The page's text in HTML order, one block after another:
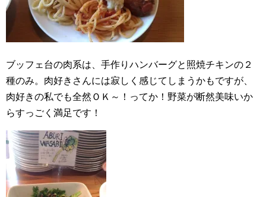
ブッフェ台の肉系は、手作りハンバーグと照焼チキンの２
種のみ。肉好きさんには寂しく感じてしまうかもですが、
肉好きの私でも全然ＯＫ～！ってか！野菜が断然美味いか
らすっごく満足です！